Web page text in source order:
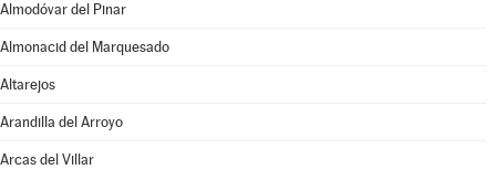
Almodóvar del Pinar
Almonacid del Marquesado
Altarejos
Arandilla del Arroyo
Arcas del Villar